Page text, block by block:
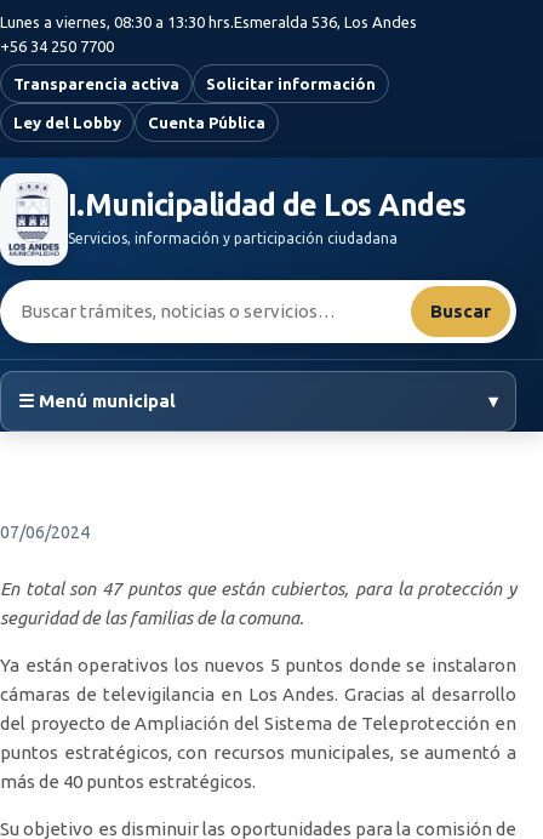
Saltar al contenido principal
Lunes a viernes, 08:30 a 13:30 hrs.Esmeralda 536, Los Andes
+56 34 250 7700
Transparencia activa Solicitar información
Ley del Lobby Cuenta Pública
I.Municipalidad de Los Andes
Servicios, información y participación ciudadana
Buscar:
Buscar
☰ Menú municipal ▾
07/06/2024
En total son 47 puntos que están cubiertos, para la protección y
seguridad de las familias de la comuna.
Ya están operativos los nuevos 5 puntos donde se instalaron
cámaras de televigilancia en Los Andes. Gracias al desarrollo
del proyecto de Ampliación del Sistema de Teleprotección en
puntos estratégicos, con recursos municipales, se aumentó a
más de 40 puntos estratégicos.
Su objetivo es disminuir las oportunidades para la comisión de